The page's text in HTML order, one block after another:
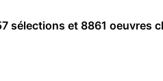
sélections et 8861 oeuvres